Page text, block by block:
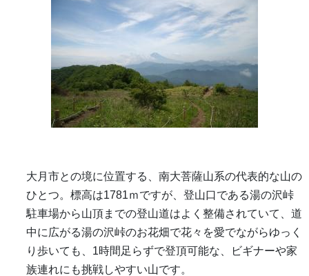
大月市との境に位置する、南大菩薩山系の代表的な山の
ひとつ。標高は1781ｍですが、登山口である湯の沢峠
駐車場から山頂までの登山道はよく整備されていて、道
中に広がる湯の沢峠のお花畑で花々を愛でながらゆっく
り歩いても、1時間足らずで登頂可能な、ビギナーや家
族連れにも挑戦しやすい山です。